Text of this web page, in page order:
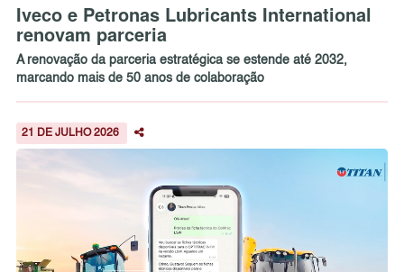
Iveco e Petronas Lubricants International
renovam parceria
A renovação da parceria estratégica se estende até 2032,
marcando mais de 50 anos de colaboração
21 DE JULHO 2026